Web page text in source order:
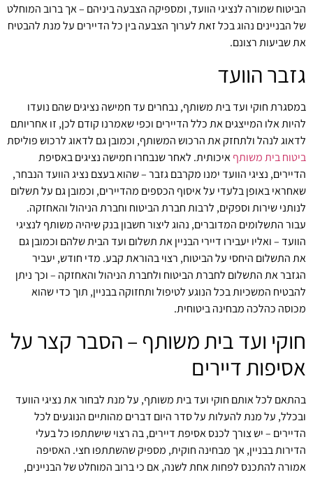
הביטוח שמורה לנציגי הוועד, ומספיקה הצבעה ביניהם – אך ברוב המוחלט
של הבניינים נהוג בכל זאת לערוך הצבעה בין כל הדיירים על מנת להבטיח
את שביעות רצונם.
גזבר הוועד
במסגרת חוקי ועד בית משותף, נבחרים עד חמישה נציגים שהם נועדו
להיות אלו המייצגים את כלל הדיירים וכפי שאמרנו קודם לכן, זו אחריותם
לדאוג לנהל ולתחזק את הרכוש המשותף, וכמובן גם לדאוג לרכוש פוליסת
ביטוח בית משותףאיכותית. לאחר שנבחרו חמישה נציגים באסיפת
הדיירים, נציגי הוועד ימנו מקרבם גזבר – שהוא בעצם נציג הוועד הנבחר,
שאחראי באופן בלעדי על איסוף הכספים מהדיירים, וכמובן גם על תשלום
לנותני שירות וספקים, לרבות חברת הביטוח וחברת הניהול והאחזקה.
עבור התשלומים המדוברים, נהוג ליצור חשבון בנק שיהיה משותף לנציגי
הוועד – ואליו יעבירו דיירי הבניין את תשלום ועד הבית שלהם וכמובן גם
את התשלום היחסי על הביטוח, רצוי בהוראת קבע. מדי חודש, יעביר
הגזבר את התשלום לחברת הביטוח ולחברת הניהול והאחזקה – וכך ניתן
להבטיח המשכיות בכל הנוגע לטיפול ותחזוקה בבניין, תוך כדי שהוא
מכוסה כהלכה מבחינה ביטוחית.
חוקי ועד בית משותף – הסבר קצר על
אסיפות דיירים
בהתאם לכל אותם חוקי ועד בית משותף, על מנת לבחור את נציגי הוועד
ובכלל, על מנת להעלות על סדר היום דברים מהותיים הנוגעים לכל
הדיירים – יש צורך לכנס אסיפת דיירים, בה רצוי שישתתפו כל בעלי
הדירות בבניין, אך מבחינה חוקית, מספיק שהשתתפו חצי. האסיפה
אמורה להתכנס לפחות אחת לשנה, אם כי ברוב המוחלט של הבניינים,